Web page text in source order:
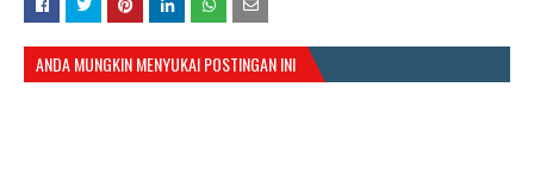
ANDA MUNGKIN MENYUKAI POSTINGAN INI